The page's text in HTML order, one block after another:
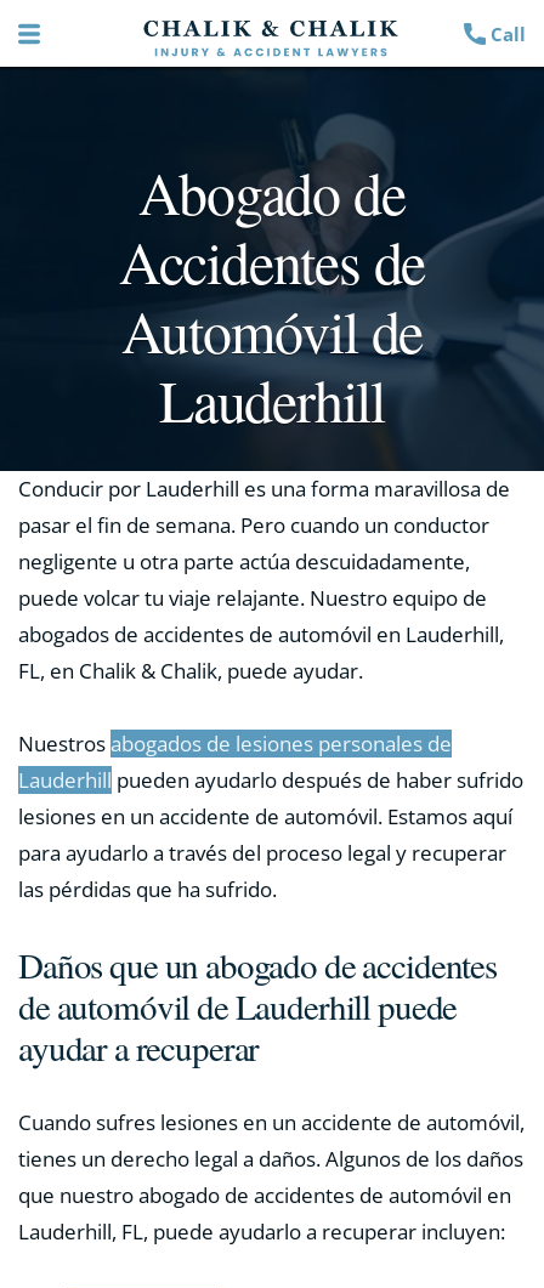
Call
Abogado de
Accidentes de
Automóvil de
Lauderhill
Conducir por Lauderhill es una forma maravillosa de
pasar el fin de semana. Pero cuando un conductor
negligente u otra parte actúa descuidadamente,
puede volcar tu viaje relajante. Nuestro equipo de
abogados de accidentes de automóvil en Lauderhill,
FL, en Chalik & Chalik, puede ayudar.
Nuestrosabogados de lesiones personales de
Lauderhill pueden ayudarlo después de haber sufrido
lesiones en un accidente de automóvil. Estamos aquí
para ayudarlo a través del proceso legal y recuperar
las pérdidas que ha sufrido.
Daños que un abogado de accidentes
de automóvil de Lauderhill puede
ayudar a recuperar
Cuando sufres lesiones en un accidente de automóvil,
tienes un derecho legal a daños. Algunos de los daños
que nuestro abogado de accidentes de automóvil en
Lauderhill, FL, puede ayudarlo a recuperar incluyen: